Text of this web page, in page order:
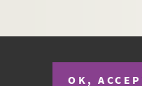
OK,